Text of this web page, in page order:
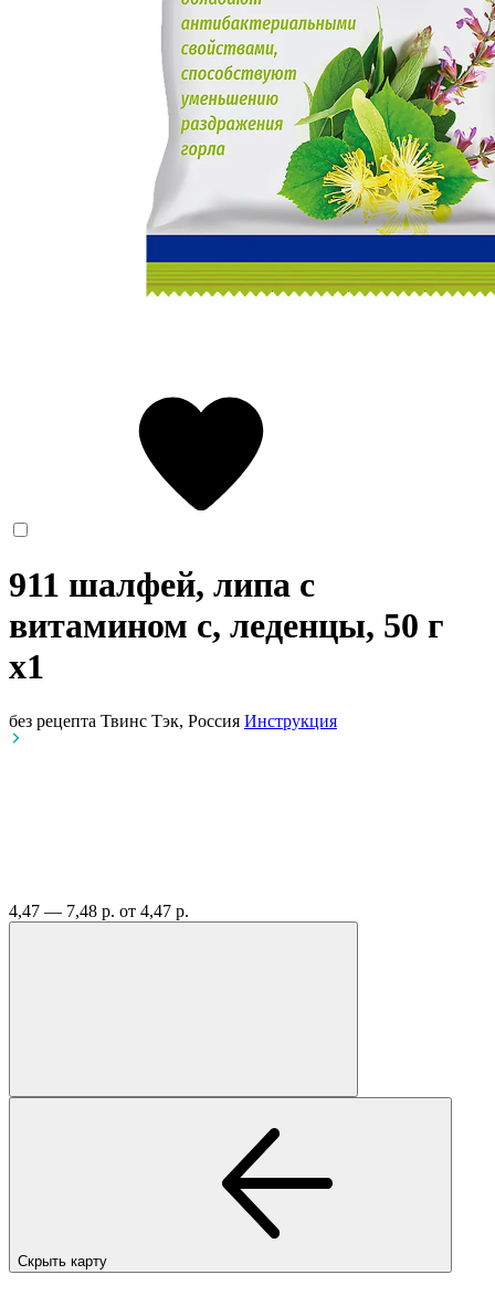
911 шалфей, липа с
витамином с, леденцы, 50 г
x1
без рецепта Твинс Тэк, Россия Инструкция
4,47 — 7,48 р. от 4,47 р.
Скрыть карту